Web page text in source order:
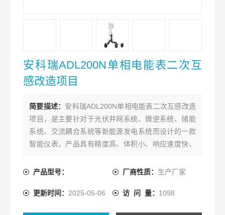
安科瑞ADL200N单相电能表二次互
感改造项目
简要描述： 安科瑞ADL200N单相电能表二次互感改造
项目，是主要针对于光伏并网系统、微逆系统、储能
系统、交流耦合系统等新能源发电系统而设计的一款
智能仪表，产品具有精度高、体积小、响应速度快、
倒流
产品型号： 厂商性质： 生产厂家
更新时间： 2025-05-06 访 问 量： 1098